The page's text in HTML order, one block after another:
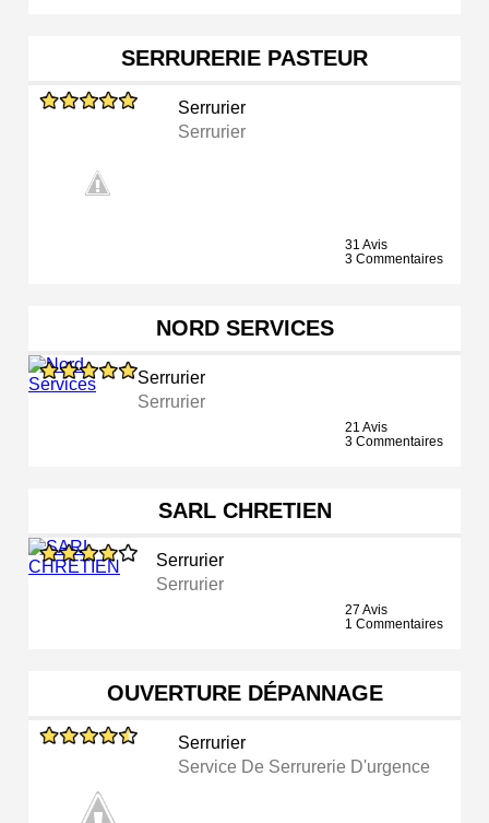
SERRURERIE PASTEUR
Serrurier
Serrurier
31 Avis
3 Commentaires
NORD SERVICES
Serrurier
Serrurier
21 Avis
3 Commentaires
SARL CHRETIEN
Serrurier
Serrurier
27 Avis
1 Commentaires
OUVERTURE DÉPANNAGE
Serrurier
Service De Serrurerie D'urgence